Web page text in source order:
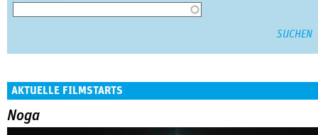
AKTUELLE FILMSTARTS
Noga